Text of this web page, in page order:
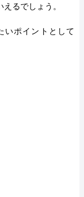
るでしょう。
いポイントとして